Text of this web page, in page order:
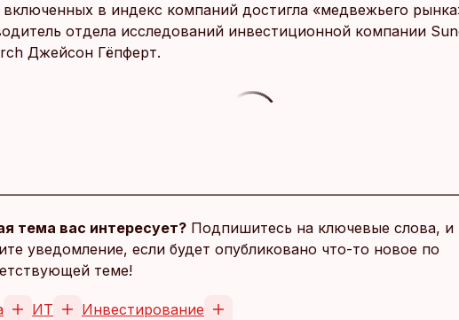
включенных в индекс компаний достигла «медвежьего
отдела исследований инвестиционной компании
Джейсон Гёпферт.
тема вас интересует? Подпишитесь на ключевые слова, и
уведомление, если будет опубликовано что-то новое по
теме!
ИТ Инвестирование